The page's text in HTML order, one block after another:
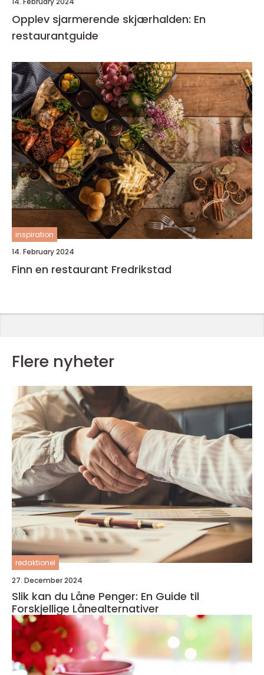
Opplev sjarmerende skjærhalden: En
restaurantguide
inspiration
14. February 2024
Finn en restaurant Fredrikstad
Flere nyheter
redaktionel
27. December 2024
Slik kan du Låne Penger: En Guide til
Forskjellige Lånealternativer